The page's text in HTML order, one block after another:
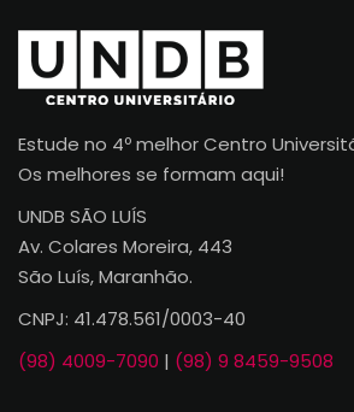
Estude no 4º melhor Centro
Os melhores se formam aqui!
UNDB SÃO LUÍS
Av. Colares Moreira, 443
São Luís, Maranhão.
CNPJ: 41.478.561/0003-40
(98) 4009-7090 | (98) 9 8459-9508